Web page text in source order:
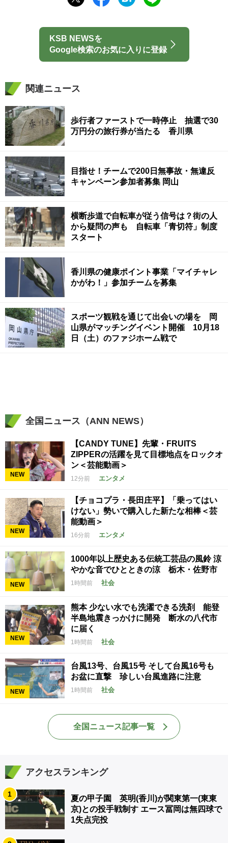
KSB NEWSを
Google検索のお気に入りに登録
関連ニュース
歩行者ファーストで一時停止 抽選で30
万円分の旅行券が当たる 香川県
目指せ！チームで200日無事故・無違反
キャンペーン参加者募集 岡山
横断歩道で自転車が従う信号は？街の人
から疑問の声も 自転車「青切符」制度
スタート
香川県の健康ポイント事業「マイチャレ
かがわ！」参加チームを募集
スポーツ観戦を通じて出会いの場を 岡
山県がマッチングイベント開催 10月18
日（土）のファジホーム戦で
全国ニュース（ANN NEWS）
NEW
【CANDY TUNE】先輩・FRUITS
ZIPPERの活躍を見て目標地点をロックオ
ン＜芸能動画＞
12分前 エンタメ
NEW
【チョコプラ・長田庄平】「乗ってはい
けない」勢いで購入した新たな相棒＜芸
能動画＞
16分前 エンタメ
NEW
1000年以上歴史ある伝統工芸品の風鈴 涼
やかな音でひとときの涼 栃木・佐野市
1時間前 社会
NEW
熊本 少ない水でも洗濯できる洗剤 能登
半島地震きっかけに開発 断水の八代市
に届く
1時間前 社会
NEW
台風13号、台風15号 そして台風16号も
お盆に直撃 珍しい台風進路に注意
1時間前 社会
全国ニュース記事一覧
アクセスランキング
1
夏の甲子園 英明(香川)が関東第一(東東
京)との投手戦制す エース冨岡は無四球で
1失点完投